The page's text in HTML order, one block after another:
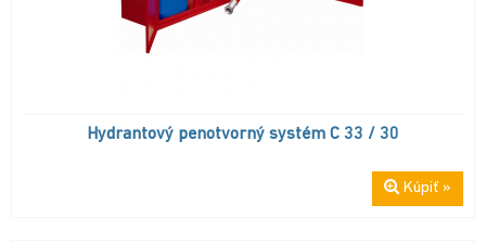
Hydrantový penotvorný systém C 33 / 30
Kúpiť »